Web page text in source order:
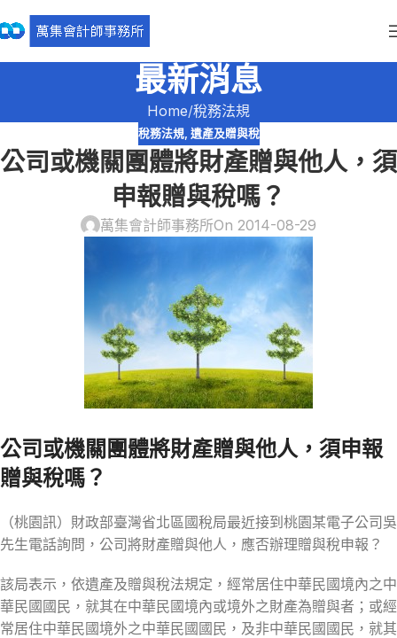
最新消息
Home 稅務法規
稅務法規, 遺產及贈與稅
公司或機關團體將財產贈與他人，須
申報贈與稅嗎？
萬集會計師事務所On 2014-08-29
公司或機關團體將財產贈與他人，須申報
贈與稅嗎？
（桃園訊）財政部臺灣省北區國稅局最近接到桃園某電子公司吳
先生電話詢問，公司將財產贈與他人，應否辦理贈與稅申報？
該局表示，依遺產及贈與稅法規定，經常居住中華民國境內之中
華民國國民，就其在中華民國境內或境外之財產為贈與者；或經
常居住中華民國境外之中華民國國民，及非中華民國國民，就其